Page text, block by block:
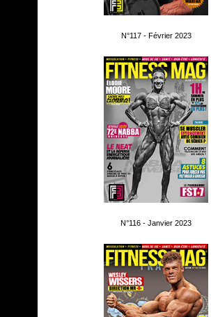
N°117 - Février 2023
N°116 - Janvier 2023